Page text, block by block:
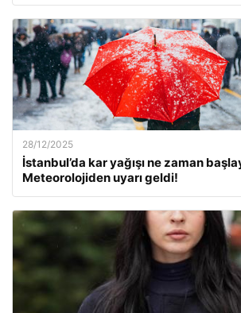
28/12/2025
İstanbul’da kar yağışı ne zaman
Meteorolojiden uyarı geldi!